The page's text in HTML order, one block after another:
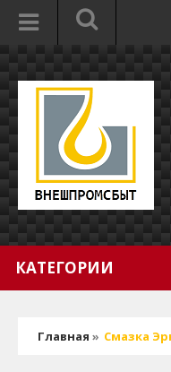
КАТЕГОРИИ
Главная » Смазка